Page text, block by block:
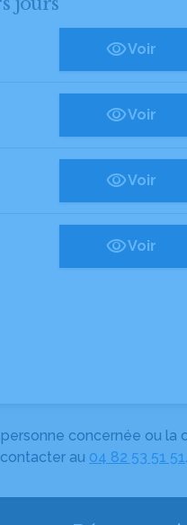
Voir
Voir
Voir
Voir
concernée ou la
au 04 82 53 51 51.